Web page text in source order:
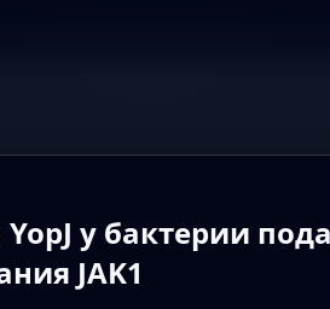
у бактерии
JAK1